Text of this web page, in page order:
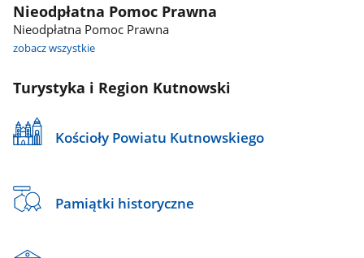
Nieodpłatna Pomoc Prawna
Nieodpłatna Pomoc Prawna
zobacz wszystkie
Turystyka i Region Kutnowski
Kościoły Powiatu Kutnowskiego
Pamiątki historyczne